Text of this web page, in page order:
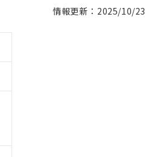
情報更新：2025/10/23